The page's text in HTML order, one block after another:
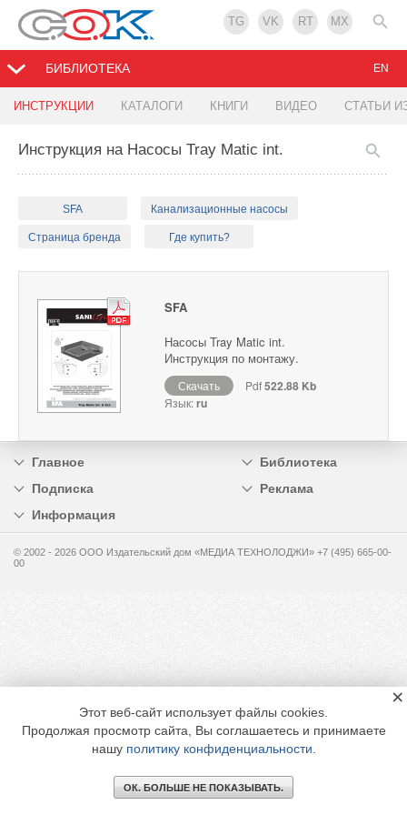
TG VK RT MX
БИБЛИОТЕКА
ИНСТРУКЦИИ КАТАЛОГИ КНИГИ ВИДЕО СТАТЬИ
EN
Инструкция на Насосы Tray Matic int.
SFA Канализационные насосы
Страница бренда Где купить?
SFA
Насосы Tray Matic int.
Инструкция по монтажу.
Скачать Pdf522.88 Kb
Язык:ru
Главное
Библиотека
Подписка
Реклама
Информация
© 2002 - 2026 OOO Издательский дом «МЕДИА ТЕХНОЛОДЖИ» +7 (495) 665-00-
00
Этот веб-сайт использует файлы cookies.
Продолжая просмотр сайта, Вы соглашаетесь и принимаете
нашу политику конфиденциальности
ОК. БОЛЬШЕ НЕ ПОКАЗЫВАТЬ.
×